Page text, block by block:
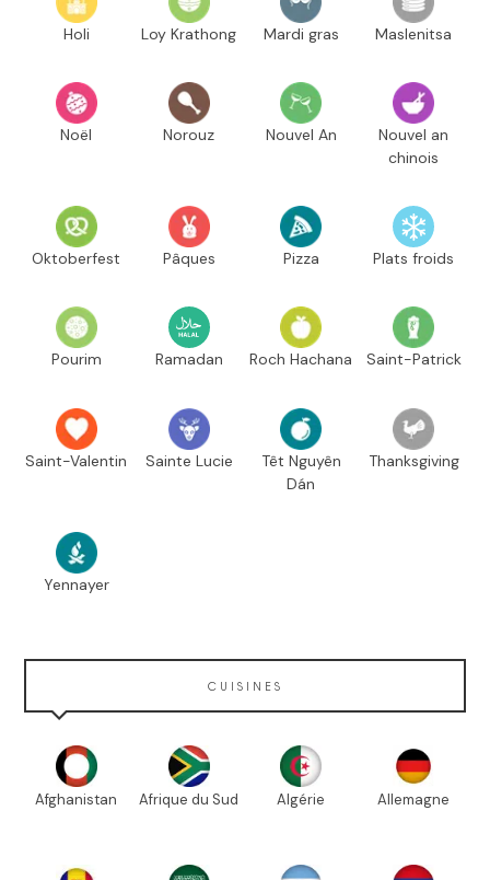
Holi Loy Krathong Mardi gras Maslenitsa
Noël Norouz Nouvel An
Nouvel an
chinois
Oktoberfest Pâques Pizza Plats froids
Pourim Ramadan Roch Hachana Saint-Patrick
Saint-Valentin Sainte Lucie
Têt Nguyên
Dán
Thanksgiving
Yennayer
CUISINES
Afghanistan Afrique du Sud Algérie Allemagne